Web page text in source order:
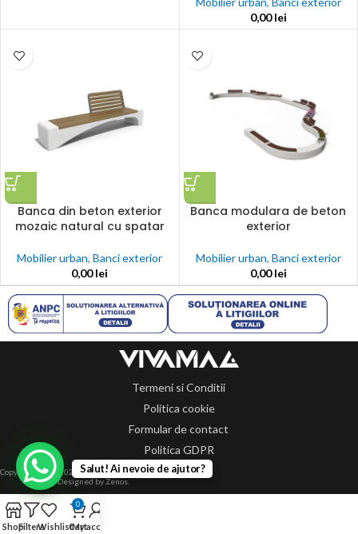
0,00lei
Banca din beton exterior
mozaic natural cu spatar
Mobilier urban,Banci exterior
0,00lei
Banca modulara de beton
exterior
Mobilier urban, Banci exterior
0,00lei
Termeni si Conditii
Politica cookie
Formular de contact
Politica GDPR
Copyright 2014-2024 © Toate drepturile rezervate.
Designed by Zenos.
Salut! Ai nevoie de ajutor?
ShopFiltersWishlist
0
Cart
My account